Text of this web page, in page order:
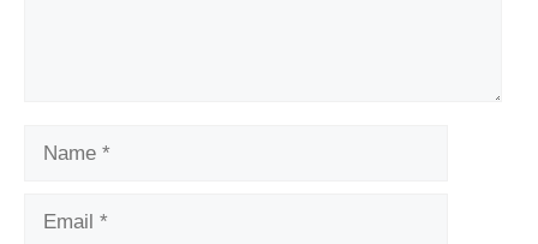
Name
Email